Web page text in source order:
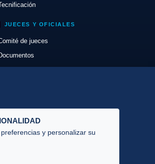
JUECES Y OFICIALES
de jueces
y personalizar su